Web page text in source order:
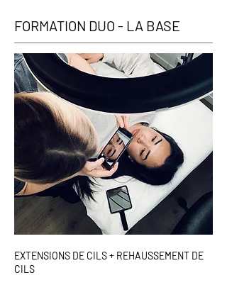
FORMATION DUO - LA BASE
EXTENSIONS DE CILS + REHAUSSEMENT DE
CILS